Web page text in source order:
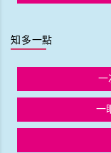
知多一點
一
一